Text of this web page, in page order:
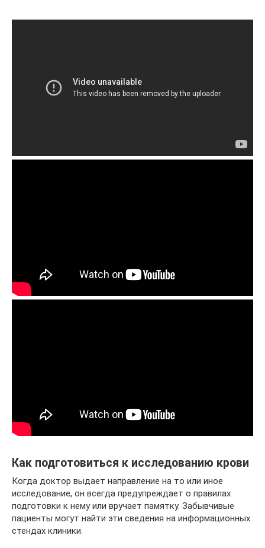
Как подготовиться к исследованию крови
Когда доктор выдает направление на то или иное
исследование, он всегда предупреждает о правилах
подготовки к нему или вручает памятку. Забывчивые
пациенты могут найти эти сведения на информационных
стендах клиники.